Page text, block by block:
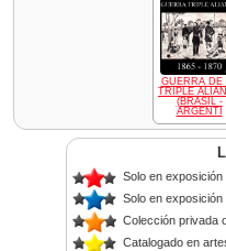
GUERRA DE
TRIPLE
(BRASIL -
ARGENTI
Solo en
Solo en exposición
Colección privada
Catalogado en